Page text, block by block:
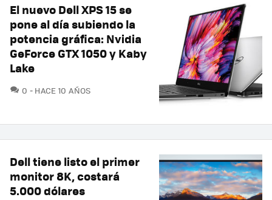
El nuevo Dell XPS 15 se
pone al día subiendo la
potencia gráfica: Nvidia
GeForce GTX 1050 y Kaby
Lake
0 COMENTARIOS
HACE 10 AÑOS
Dell tiene listo el primer
monitor 8K, costará
5.000 dólares